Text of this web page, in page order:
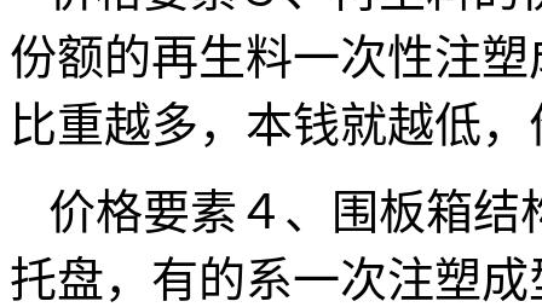
份额的再生料一次性注
比重越多，本钱就越低
价格要素４、围板箱结
托盘，有的系一次注塑